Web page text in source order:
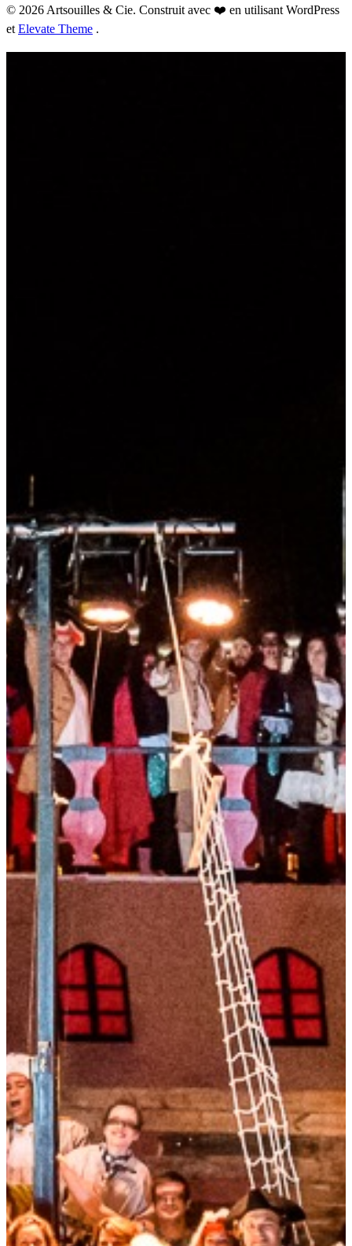
© 2026 Artsouilles & Cie. Construit avec ❤️ en utilisant WordPress
et Elevate Theme .